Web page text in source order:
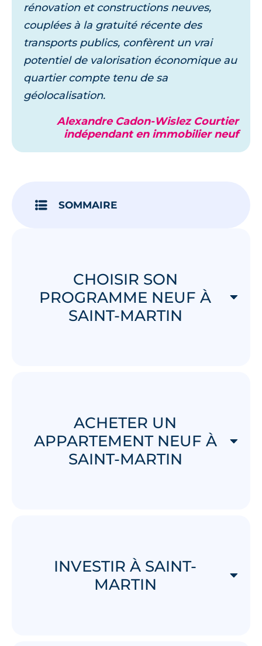
rénovation et constructions neuves,
couplées à la gratuité récente des
transports publics, confèrent un vrai
potentiel de valorisation économique au
quartier compte tenu de sa
géolocalisation.
Alexandre Cadon-Wislez Courtier
indépendant en immobilier neuf
SOMMAIRE
CHOISIR SON
PROGRAMME NEUF À
SAINT-MARTIN
ACHETER UN
APPARTEMENT NEUF À
SAINT-MARTIN
INVESTIR À SAINT-
MARTIN